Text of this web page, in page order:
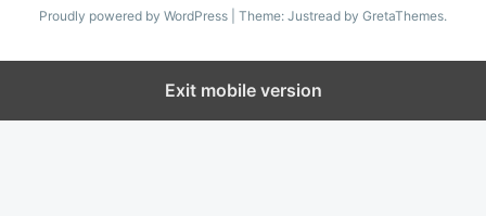
Proudly powered by WordPress Theme: Justread by GretaThemes.
Exit mobile version